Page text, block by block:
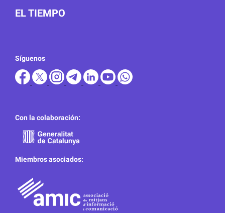
EL TIEMPO
Síguenos
Con la colaboración:
Miembros asociados: